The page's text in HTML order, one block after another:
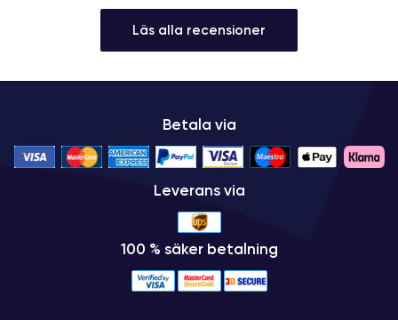
Läs alla recensioner
Betala via
Leverans via
100 % säker betalning